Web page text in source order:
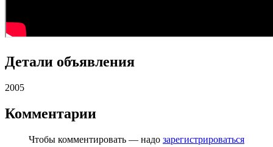
Детали объявления
2005
Комментарии
Чтобы комментировать — надо зарегистрироваться